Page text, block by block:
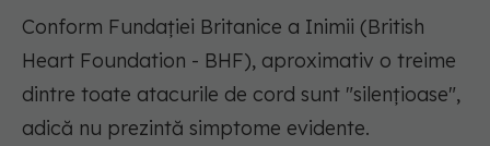
Conform Fundației Britanice a Inimii (British
Heart Foundation - BHF), aproximativ o treime
dintre toate atacurile de cord sunt "silențioase",
adică nu prezintă simptome evidente.